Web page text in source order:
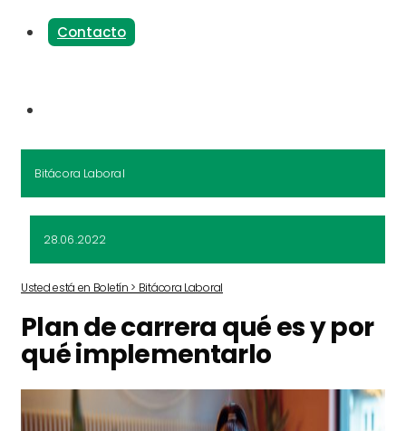
Contacto
Bitácora Laboral
28.06.2022
Usted está en Boletín > Bitácora Laboral
Plan de carrera qué es y por
qué implementarlo